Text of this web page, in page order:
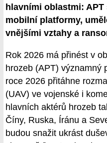
hlavními oblastmi:
mobilní platformy,
vnějšími vztahy a
Rok 2026 má přinést v
hrozeb (APT) významný
roce 2026 přitáhne
(UAV) ve vojenské i
hlavních aktérů hrozeb
Číny, Ruska, Íránu a
budou snažit ukrást